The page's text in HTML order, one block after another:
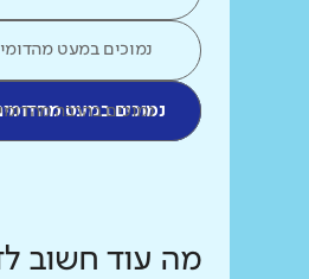
נמוכים במעט
נמוכים במעט
נמוכים בהרבה
מה עוד חשוב